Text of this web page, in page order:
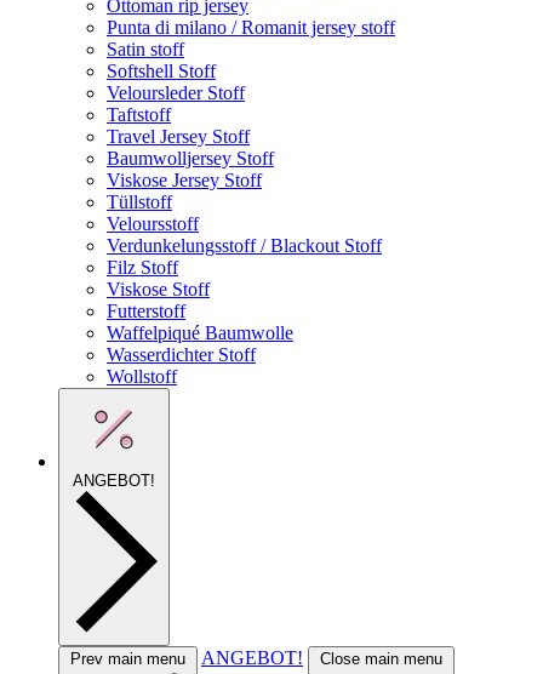
Ottoman rip jersey
Punta di milano / Romanit jersey stoff
Satin stoff
Softshell Stoff
Veloursleder Stoff
Taftstoff
Travel Jersey Stoff
Baumwolljersey Stoff
Viskose Jersey Stoff
Tüllstoff
Veloursstoff
Verdunkelungsstoff / Blackout Stoff
Filz Stoff
Viskose Stoff
Futterstoff
Waffelpiqué Baumwolle
Wasserdichter Stoff
Wollstoff
ANGEBOT!
Prev main menu ANGEBOT! Close main menu